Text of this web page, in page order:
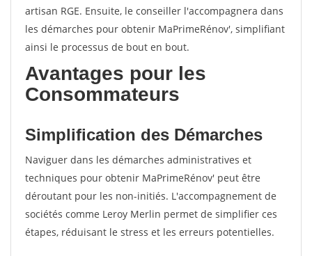
artisan RGE. Ensuite, le conseiller l'accompagnera dans
les démarches pour obtenir MaPrimeRénov', simplifiant
ainsi le processus de bout en bout.
Avantages pour les
Consommateurs
Simplification des Démarches
Naviguer dans les démarches administratives et
techniques pour obtenir MaPrimeRénov' peut être
déroutant pour les non-initiés. L'accompagnement de
sociétés comme Leroy Merlin permet de simplifier ces
étapes, réduisant le stress et les erreurs potentielles.